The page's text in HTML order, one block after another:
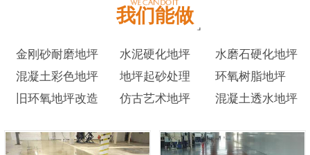
我们能做
金刚砂耐磨地坪 水泥硬化地坪
水磨石硬化地坪
混凝土彩色地坪
地坪起砂处理
环氧树脂地坪
旧环氧地坪改造
仿古艺术地坪 混凝土透水地坪